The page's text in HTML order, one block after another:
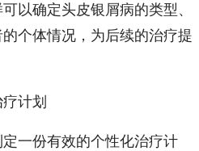
以确定头皮银屑病的类型、
个体情况，为后续的治疗提
计划
一份有效的个性化治疗计